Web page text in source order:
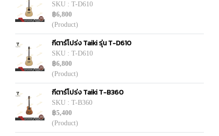
SKU : T-D610
฿6,800
(Product)
กีตาร์โปร่ง Taiki รุ่น T-D610
SKU : T-D610
฿6,800
(Product)
กีตาร์โปร่ง Taiki T-B360
SKU : T-B360
฿5,400
(Product)